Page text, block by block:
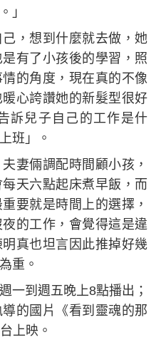
」
，想到什麼就去做，她
有了小孩後的學習，照
的角度，現在真的不像
心誇讚她的新髮型很好
訴兒子自己的工作是什
班」。
妻倆調配時間顧小孩，
天六點起床煮早飯，而
要就是時間上的選擇，
夜的工作，會覺得這是違
真也坦言因此推掉好幾
重。
一到週五晚上8點播出；
的國片《看到靈魂的那
上映。